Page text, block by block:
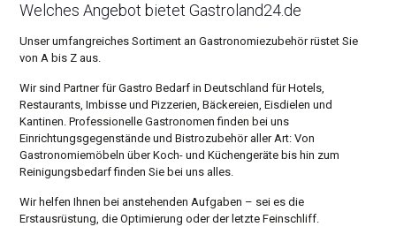
Welches Angebot bietet Gastroland24.de
Unser umfangreiches Sortiment an Gastronomiezubehör rüstet Sie
von A bis Z aus.
Wir sind Partner für Gastro Bedarf in Deutschland für Hotels,
Restaurants, Imbisse und Pizzerien, Bäckereien, Eisdielen und
Kantinen. Professionelle Gastronomen finden bei uns
Einrichtungsgegenstände und Bistrozubehör aller Art: Von
Gastronomiemöbeln über Koch- und Küchengeräte bis hin zum
Reinigungsbedarf finden Sie bei uns alles.
Wir helfen Ihnen bei anstehenden Aufgaben – sei es die
Erstausrüstung, die Optimierung oder der letzte Feinschliff.